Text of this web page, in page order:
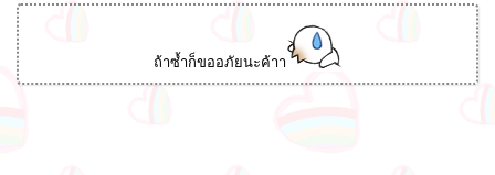
ถ้าซ้ำก็ขออภัยนะค้าา